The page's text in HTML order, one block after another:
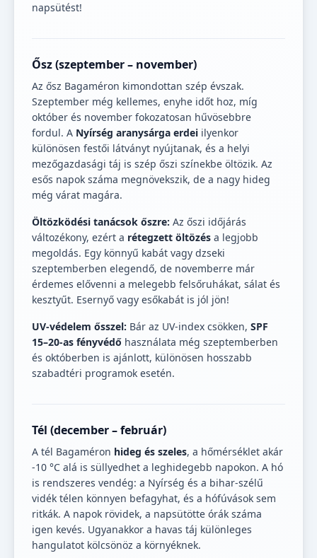
napsütést!
Ősz (szeptember – november)
Az ősz Bagaméron kimondottan szép évszak.
Szeptember még kellemes, enyhe időt hoz, míg
október és november fokozatosan hűvösebbre
fordul. A Nyírség aranysárga erdei ilyenkor
különösen festői látványt nyújtanak, és a helyi
mezőgazdasági táj is szép őszi színekbe öltözik. Az
esős napok száma megnövekszik, de a nagy hideg
még várat magára.
Öltözködési tanácsok őszre: Az őszi időjárás
változékony, ezért a rétegzett öltözés a legjobb
megoldás. Egy könnyű kabát vagy dzseki
szeptemberben elegendő, de novemberre már
érdemes elővenni a melegebb felsőruhákat, sálat és
kesztyűt. Esernyő vagy esőkabát is jól jön!
UV-védelem ősszel: Bár az UV-index csökken, SPF
15–20-as fényvédő használata még szeptemberben
és októberben is ajánlott, különösen hosszabb
szabadtéri programok esetén.
Tél (december – február)
A tél Bagaméron hideg és szeles, a hőmérséklet akár
-10 °C alá is süllyedhet a leghidegebb napokon. A hó
is rendszeres vendég: a Nyírség és a bihar-szélű
vidék télen könnyen befagyhat, és a hófúvások sem
ritkák. A napok rövidek, a napsütötte órák száma
igen kevés. Ugyanakkor a havas táj különleges
hangulatot kölcsönöz a környéknek.